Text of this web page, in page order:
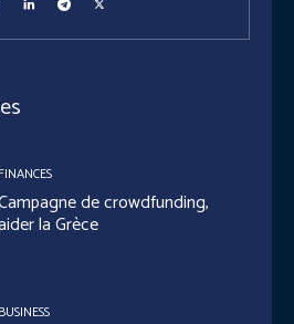
FINANCES
de crowdfunding,
la Grèce
BUSINESS